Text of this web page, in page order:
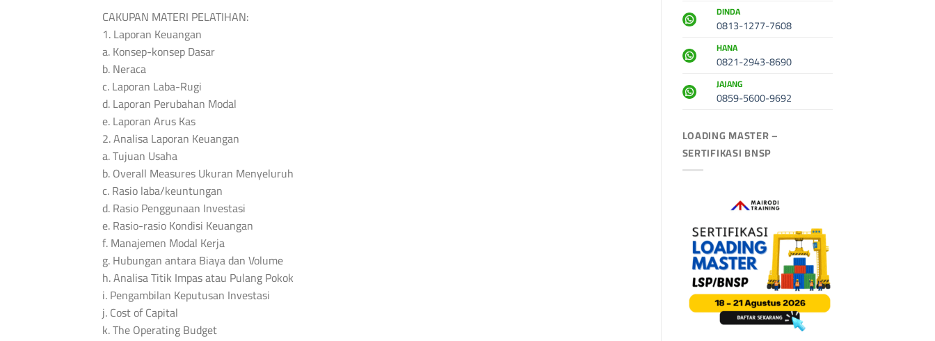
CAKUPAN MATERI PELATIHAN:
1. Laporan Keuangan
a. Konsep-konsep Dasar
b. Neraca
c. Laporan Laba-Rugi
d. Laporan Perubahan Modal
e. Laporan Arus Kas
2. Analisa Laporan Keuangan
a. Tujuan Usaha
b. Overall Measures Ukuran Menyeluruh
c. Rasio laba/keuntungan
d. Rasio Penggunaan Investasi
e. Rasio-rasio Kondisi Keuangan
f. Manajemen Modal Kerja
g. Hubungan antara Biaya dan Volume
h. Analisa Titik Impas atau Pulang Pokok
i. Pengambilan Keputusan Investasi
j. Cost of Capital
k. The Operating Budget
DINDA
0813-1277-7608
HANA
0821-2943-8690
JAJANG
0859-5600-9692
LOADING MASTER –
SERTIFIKASI BNSP